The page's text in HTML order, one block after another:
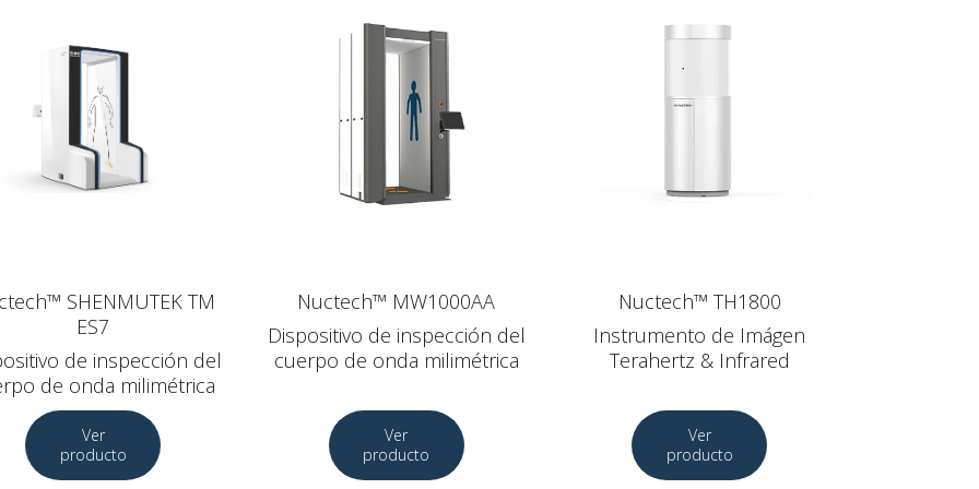
SHENMUTEK TM
ES7
de inspección del
de onda milimétrica
Nuctech™ MW1000AA
Dispositivo de inspección del
cuerpo de onda milimétrica
Nuctech™ TH1800
Instrumento de Imágen
Terahertz & Infrared